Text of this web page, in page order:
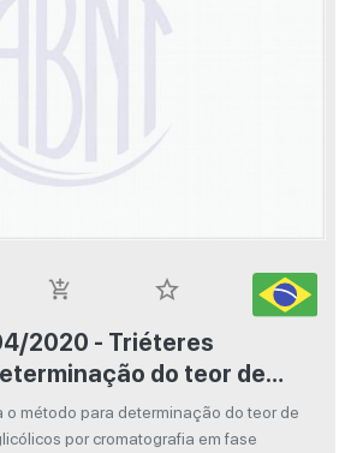
add_shopping_cart
star_border
do teor de
em fase
o método para determinação do teor de
por cromatografia em fase